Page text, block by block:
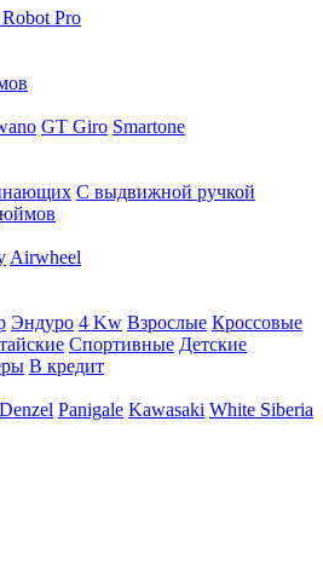
Pro
GT Giro Smartone
С выдвижной ручкой
Airwheel
Эндуро 4 Kw Взрослые Кроссовые
Спортивные Детские
В кредит
Denzel Panigale Kawasaki White Siberia